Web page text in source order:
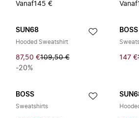
Vanaf145 € Vanaf
SUN68
Hooded Sweatshirt
87,50 €109,50 €
-20%
BOSS
147 €
BOSS
Sweatshirts